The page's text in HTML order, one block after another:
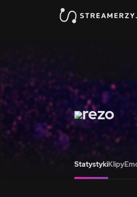
rezo
StatystykiKlipy